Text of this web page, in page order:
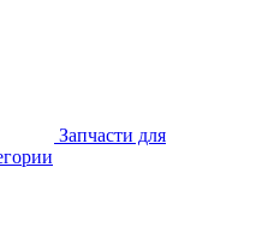
Запчасти для